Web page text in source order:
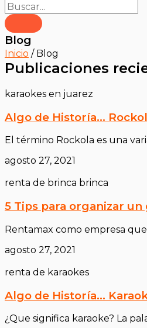
Blog
Inicio / Blog
Publicaciones
karaokes en juarez
Algo de Historía…
El término Rockola es una
agosto 27, 2021
renta de brinca brinca
5 Tips para organizar
Rentamax como empresa
agosto 27, 2021
renta de karaokes
Algo de Historía…
¿Que significa karaoke? La